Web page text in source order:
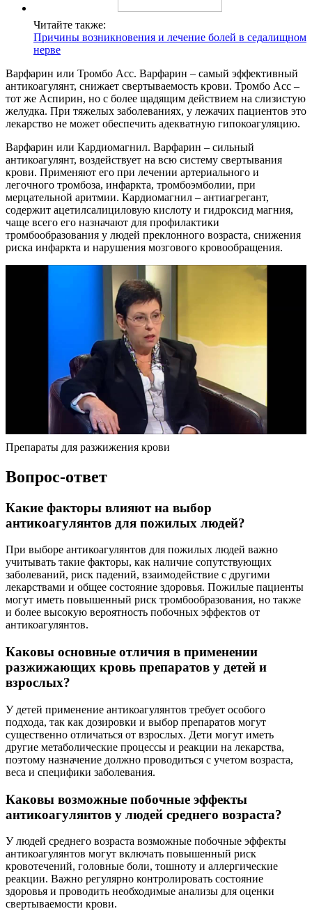
Читайте также:
Причины возникновения и лечение болей в седалищном
нерве
Варфарин или Тромбо Асс. Варфарин – самый эффективный
антикоагулянт, снижает свертываемость крови. Тромбо Асс –
тот же Аспирин, но с более щадящим действием на слизистую
желудка. При тяжелых заболеваниях, у лежачих пациентов это
лекарство не может обеспечить адекватную гипокоагуляцию.
Варфарин или Кардиомагнил. Варфарин – сильный
антикоагулянт, воздействует на всю систему свертывания
крови. Применяют его при лечении артериального и
легочного тромбоза, инфаркта, тромбоэмболии, при
мерцательной аритмии. Кардиомагнил – антиагрегант,
содержит ацетилсалициловую кислоту и гидроксид магния,
чаще всего его назначают для профилактики
тромбообразования у людей преклонного возраста, снижения
риска инфаркта и нарушения мозгового кровообращения.
Препараты для разжижения крови
Вопрос-ответ
Какие факторы влияют на выбор
антикоагулянтов для пожилых людей?
При выборе антикоагулянтов для пожилых людей важно
учитывать такие факторы, как наличие сопутствующих
заболеваний, риск падений, взаимодействие с другими
лекарствами и общее состояние здоровья. Пожилые пациенты
могут иметь повышенный риск тромбообразования, но также
и более высокую вероятность побочных эффектов от
антикоагулянтов.
Каковы основные отличия в применении
разжижающих кровь препаратов у детей и
взрослых?
У детей применение антикоагулянтов требует особого
подхода, так как дозировки и выбор препаратов могут
существенно отличаться от взрослых. Дети могут иметь
другие метаболические процессы и реакции на лекарства,
поэтому назначение должно проводиться с учетом возраста,
веса и специфики заболевания.
Каковы возможные побочные эффекты
антикоагулянтов у людей среднего возраста?
У людей среднего возраста возможные побочные эффекты
антикоагулянтов могут включать повышенный риск
кровотечений, головные боли, тошноту и аллергические
реакции. Важно регулярно контролировать состояние
здоровья и проводить необходимые анализы для оценки
свертываемости крови.